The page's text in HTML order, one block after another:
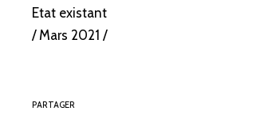
Etat existant
/ Mars 2021 /
PARTAGER